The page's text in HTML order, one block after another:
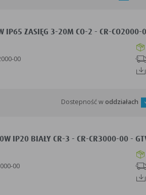
IP65 ZASIĘG 3-20M CO-2 - CR-CO2000-
00
Dostepność woddziałach
IP20 BIAŁY CR-3 - CR-CR3000-00 -
00